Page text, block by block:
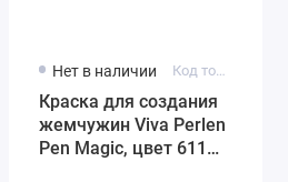
Нет в наличии Код товара: 116261101
Краска для создания
жемчужин Viva Perlen
Pen Magic, цвет 611